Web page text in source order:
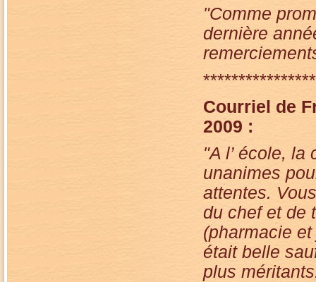
"Comme
dernière
Courriel de
2009 :
"A l’ école, la
unanimes
attentes.
du chef et de
(pharmacie
était belle
plus